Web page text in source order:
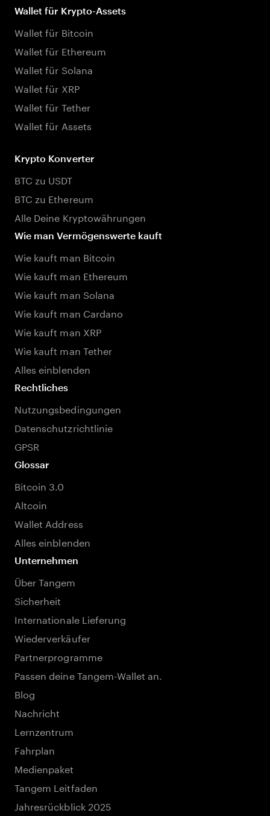
Wallet für Krypto-Assets
Wallet für Bitcoin
Wallet für Ethereum
Wallet für Solana
Wallet für XRP
Wallet für Tether
Wallet für Assets
Krypto Konverter
BTC zu USDT
BTC zu Ethereum
Alle Deine Kryptowährungen
Wie man Vermögenswerte kauft
Wie kauft man Bitcoin
Wie kauft man Ethereum
Wie kauft man Solana
Wie kauft man Cardano
Wie kauft man XRP
Wie kauft man Tether
Alles einblenden
Rechtliches
Nutzungsbedingungen
Datenschutzrichtlinie
GPSR
Glossar
Bitcoin 3.0
Altcoin
Wallet Address
Alles einblenden
Unternehmen
Über Tangem
Sicherheit
Internationale Lieferung
Wiederverkäufer
Partnerprogramme
Passen deine Tangem-Wallet an.
Blog
Nachricht
Lernzentrum
Fahrplan
Medienpaket
Tangem Leitfaden
Jahresrückblick 2025